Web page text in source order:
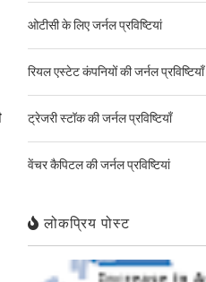
ओटीसी के लिए जर्नल प्रविष्टियां
रियल एस्टेट कंपनियों की जर्नल प्रविष्टियाँ
ट्रेजरी स्टॉक की जर्नल प्रविष्टियाँ
वेंचर कैपिटल की जर्नल प्रविष्टियां
लोकप्रिय पोस्ट